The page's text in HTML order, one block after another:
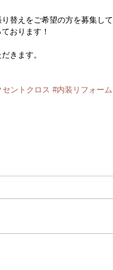
替えをご希望の方を募集して
おります！
きます。​
セントクロス #内装リフォーム